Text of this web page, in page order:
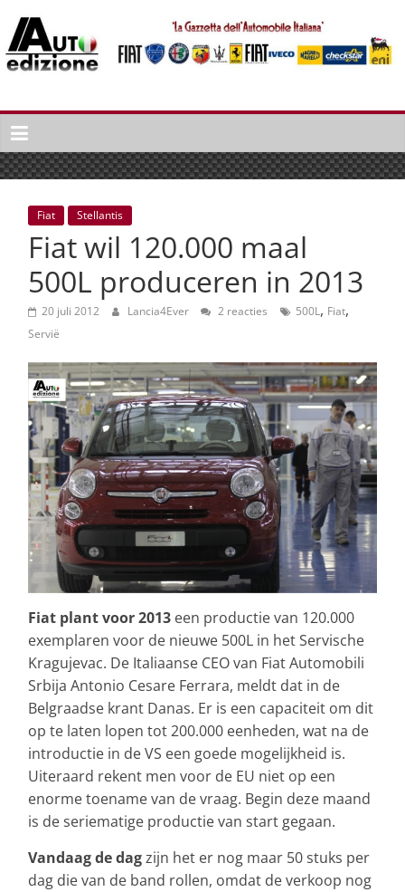
naar
inhoud
Auto
Edizione
La
Gazetta
dell'Automobile
Italiana
Italiaans
autonieuws
lifestyle
Fiat Stellantis
Fiat wil 120.000 maal
500L produceren in 2013
20 juli 2012 Lancia4Ever 2 reacties 500L, Fiat,
Servië
Fiat plant voor 2013 een productie van 120.000
exemplaren voor de nieuwe 500L in het Servische
Kragujevac. De Italiaanse CEO van Fiat Automobili
Srbija Antonio Cesare Ferrara, meldt dat in de
Belgraadse krant Danas. Er is een capaciteit om dit
op te laten lopen tot 200.000 eenheden, wat na de
introductie in de VS een goede mogelijkheid is.
Uiteraard rekent men voor de EU niet op een
enorme toename van de vraag. Begin deze maand
is de seriematige productie van start gegaan.
Vandaag de dagzijn het er nog maar 50 stuks per
dag die van de band rollen, omdat de verkoop nog